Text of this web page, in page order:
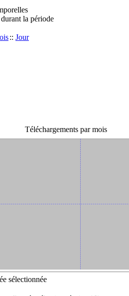
la période
:: Jour
Téléchargements par mois
sélectionnée